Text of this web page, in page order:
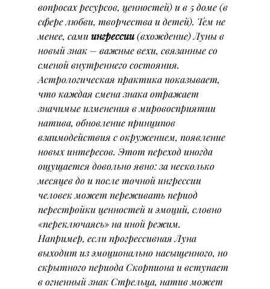
вопросах ресурсов, ценностей) и в 5 доме (в
сфере любви, творчества и детей). Тем не
менее, сами ингрессии (вхождение) Луны в
новый знак – важные вехи, связанные со
сменой внутреннего состояния.
Астрологическая практика показывает,
что каждая смена знака отражает
значимые изменения в мировосприятии
натива, обновление принципов
взаимодействия с окружением, появление
новых интересов. Этот переход иногда
ощущается довольно явно: за несколько
месяцев до и после точной ингрессии
человек может переживать период
перестройки ценностей и эмоций, словно
«переключаясь» на иной режим.
Например, если прогрессивная Луна
выходит из эмоционально насыщенного, но
скрытного периода Скорпиона и вступает
в огненный знак Стрельца, натив может